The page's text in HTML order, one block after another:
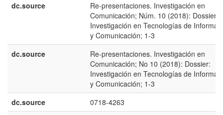
dc.source
Re-presentaciones. Investigación en
Comunicación; Núm. 10 (2018): Dossier:
Investigación en Tecnologías de
y Comunicación; 1-3
dc.source
Re-presentaciones. Investigación en
Comunicación; No 10 (2018): Dossier:
Investigación en Tecnologías de
y Comunicación; 1-3
dc.source
0718-4263